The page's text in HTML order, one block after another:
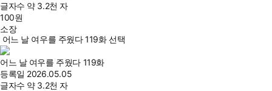
글자수 약 3.2천 자
100원
소장
어느 날 여우를 주웠다 119화 선택
어느 날 여우를 주웠다 119화
등록일 2026.05.05
글자수 약 3.2천 자